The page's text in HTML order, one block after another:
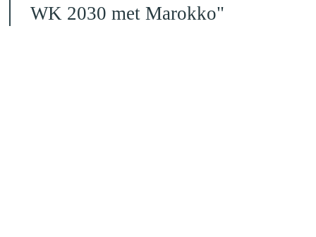
WK 2030 met Marokko"